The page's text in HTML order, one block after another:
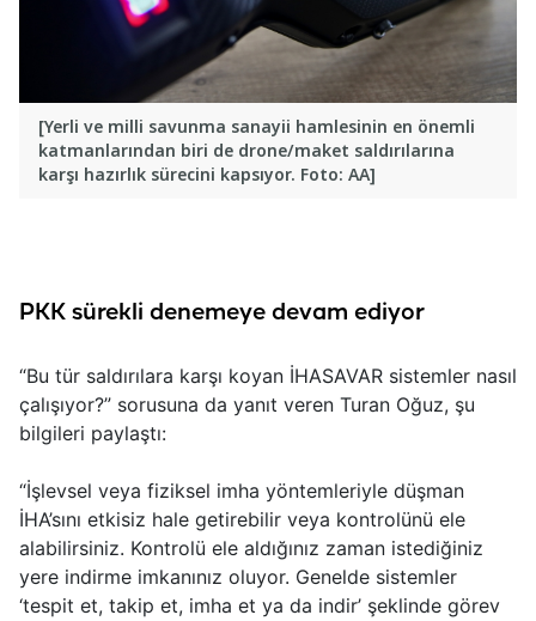
[Yerli ve milli savunma sanayii hamlesinin en önemli
katmanlarından biri de drone/maket saldırılarına
karşı hazırlık sürecini kapsıyor. Foto: AA]
PKK sürekli denemeye devam ediyor
“Bu tür saldırılara karşı koyan İHASAVAR sistemler nasıl
çalışıyor?” sorusuna da yanıt veren Turan Oğuz, şu
bilgileri paylaştı:
“İşlevsel veya fiziksel imha yöntemleriyle düşman
İHA’sını etkisiz hale getirebilir veya kontrolünü ele
alabilirsiniz. Kontrolü ele aldığınız zaman istediğiniz
yere indirme imkanınız oluyor. Genelde sistemler
‘tespit et, takip et, imha et ya da indir’ şeklinde görev